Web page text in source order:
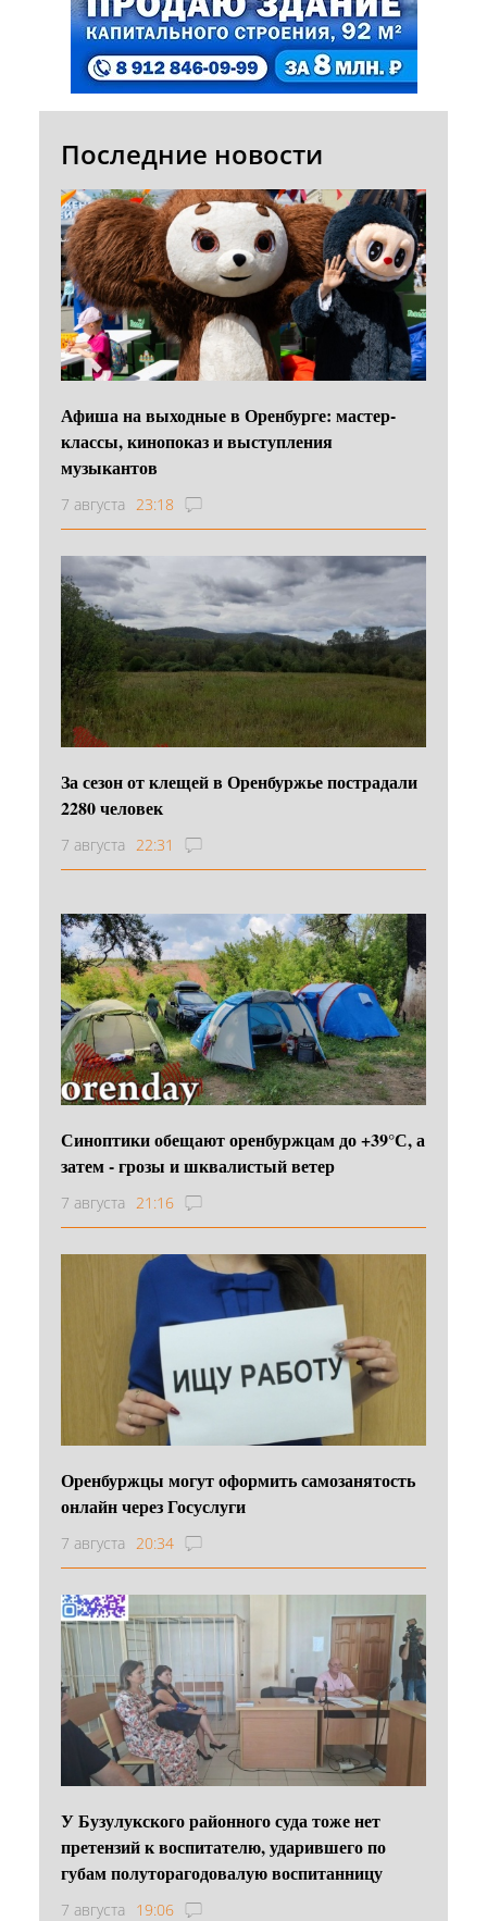
Последние новости
Афиша на выходные в Оренбурге: мастер-
классы, кинопоказ и выступления
музыкантов
7 августа 23:18
За сезон от клещей в Оренбуржье пострадали
2280 человек
7 августа 22:31
Синоптики обещают оренбуржцам до +39°С, а
затем - грозы и шквалистый ветер
7 августа 21:16
Оренбуржцы могут оформить самозанятость
онлайн через Госуслуги
7 августа 20:34
У Бузулукского районного суда тоже нет
претензий к воспитателю, ударившего по
губам полуторагодовалую воспитанницу
7 августа 19:06